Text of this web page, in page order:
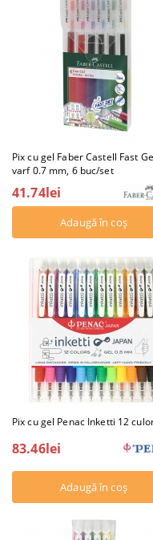
Pix cu gel Faber Castell Fast
varf 0.7 mm, 6 buc/set
41.74lei
Pix cu gel Penac Inketti 12
83.46lei